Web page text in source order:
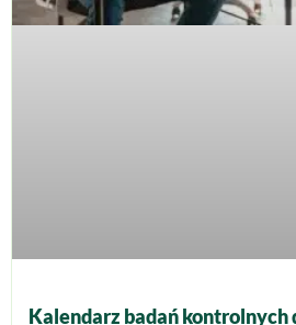
Kalendarz badań kontrolnych